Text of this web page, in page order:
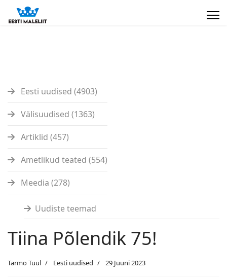
Eesti uudised (4903)
Välisuudised (1363)
Artiklid (457)
Ametlikud teated (554)
Meedia (278)
Uudiste teemad
Tiina Põlendik 75!
Tarmo Tuul Eesti uudised 29 Juuni 2023